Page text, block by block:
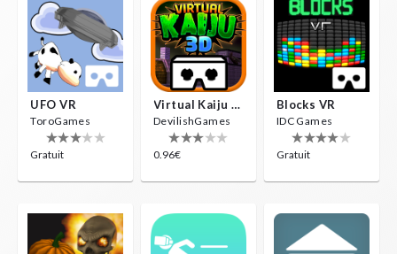
UFO VR
ToroGames
Gratuit
Virtual Kaiju 3D
DevilishGames
0.96€
Blocks VR
IDC Games
Gratuit